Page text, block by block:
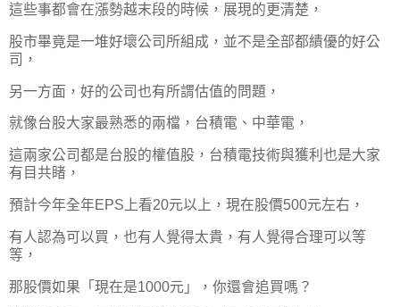
這些事都會在漲勢越末段的時候，展現的更清楚，
股市畢竟是一堆好壞公司所組成，並不是全部都績優的好公
司，
另一方面，好的公司也有所謂估值的問題，
就像台股大家最熟悉的兩檔，台積電、中華電，
這兩家公司都是台股的權值股，台積電技術與獲利也是大家
有目共睹，
預計今年全年EPS上看20元以上，現在股價500元左右，
有人認為可以買，也有人覺得太貴，有人覺得合理可以等
等，
那股價如果「現在是1000元」，你還會追買嗎？